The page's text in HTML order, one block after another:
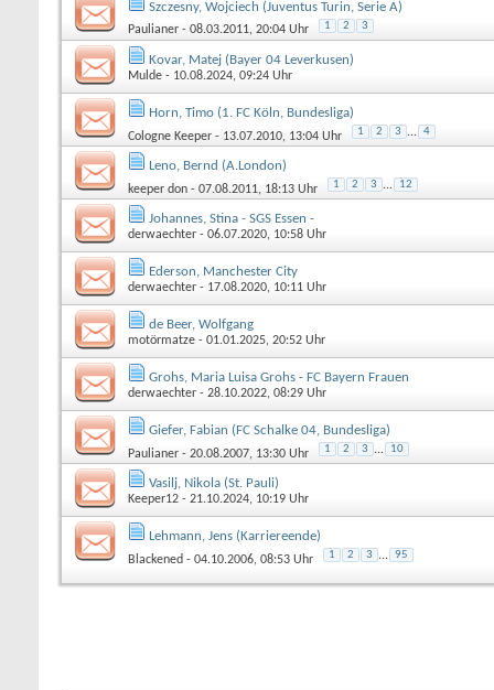
Szczesny, Wojciech (Juventus Turin, Serie A)
Paulianer - 08.03.2011, 20:04 Uhr 1 2 3
Kovar, Matej (Bayer 04 Leverkusen)
Mulde - 10.08.2024, 09:24 Uhr
Horn, Timo (1. FC Köln, Bundesliga)
Cologne Keeper - 13.07.2010, 13:04 Uhr 1 2 3 ... 4
Leno, Bernd (A.London)
keeper don - 07.08.2011, 18:13 Uhr 1 2 3 ... 12
Johannes, Stina - SGS Essen -
derwaechter - 06.07.2020, 10:58 Uhr
Ederson, Manchester City
derwaechter - 17.08.2020, 10:11 Uhr
de Beer, Wolfgang
motörmatze - 01.01.2025, 20:52 Uhr
Grohs, Maria Luisa Grohs - FC Bayern Frauen
derwaechter - 28.10.2022, 08:29 Uhr
Giefer, Fabian (FC Schalke 04, Bundesliga)
Paulianer - 20.08.2007, 13:30 Uhr 1 2 3 ... 10
Vasilj, Nikola (St. Pauli)
Keeper12 - 21.10.2024, 10:19 Uhr
Lehmann, Jens (Karriereende)
Blackened - 04.10.2006, 08:53 Uhr 1 2 3 ... 95